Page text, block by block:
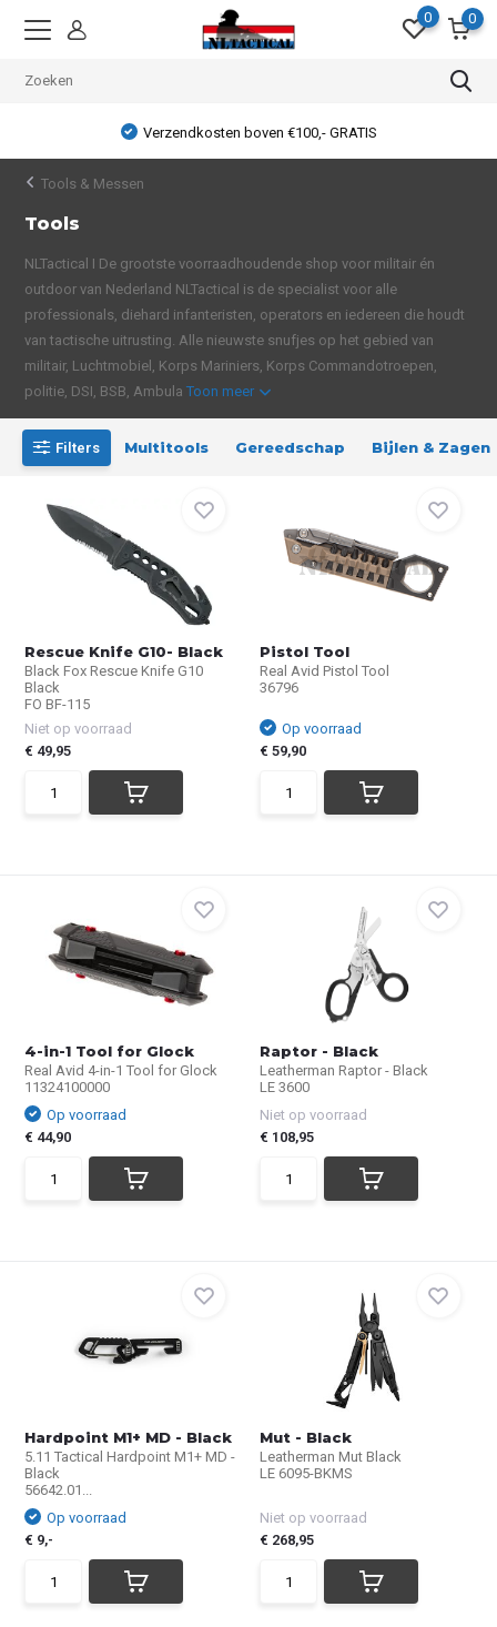
0 0
Verzendkosten boven €100,- GRATIS
Tools & Messen
Tools
NLTactical I De grootste voorraadhoudende shop voor militair én
outdoor van Nederland NLTactical is de specialist voor alle
professionals, diehard infanteristen, operators en iedereen die houdt
van tactische uitrusting. Alle nieuwste snufjes op het gebied van
militair, Luchtmobiel, Korps Mariniers, Korps Commandotroepen,
politie, DSI, BSB, AmbulaToon meer
Filters Multitools Gereedschap Bijlen & Zagen
Rescue Knife G10- Black
Black Fox Rescue Knife G10
Black
FO BF-115
Niet op voorraad
€ 49,95
Pistol Tool
Real Avid Pistol Tool
36796
Op voorraad
€ 59,90
4-in-1 Tool for Glock
Real Avid 4-in-1 Tool for Glock
11324100000
Op voorraad
€ 44,90
Raptor - Black
Leatherman Raptor - Black
LE 3600
Niet op voorraad
€ 108,95
Hardpoint M1+ MD - Black
5.11 Tactical Hardpoint M1+ MD -
Black
56642.01...
Op voorraad
€ 9,-
Mut - Black
Leatherman Mut Black
LE 6095-BKMS
Niet op voorraad
€ 268,95